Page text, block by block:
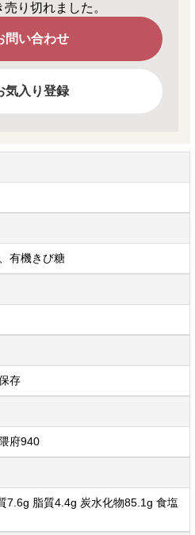
り切れました。
問い合わせ
気入り登録
有機きび糖
存
府940
7.6g 脂質4.4g 炭水化物85.1g 食塩